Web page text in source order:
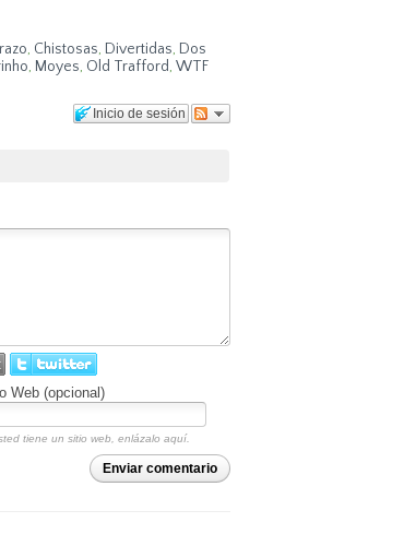
, Chistosas, Divertidas, Dos
, Moyes, Old Trafford, WTF
Inicio de sesión
Web (opcional)
tiene un sitio web, enlázalo aquí.
Enviar comentario